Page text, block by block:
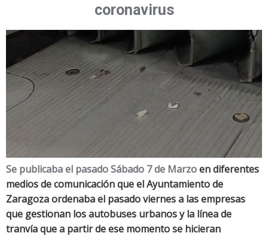
coronavirus
Se publicaba el pasado Sábado 7 de Marzoen diferentes
medios de comunicación que el Ayuntamiento de
Zaragoza ordenaba el pasado viernes a las empresas
que gestionan los autobuses urbanos y la línea de
tranvía que a partir de ese momento se hicieran